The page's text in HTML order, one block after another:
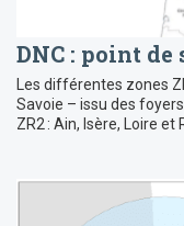
DNC : point
Les différentes zones
Savoie – issu des
ZR2 : Ain, Isère, Loire et